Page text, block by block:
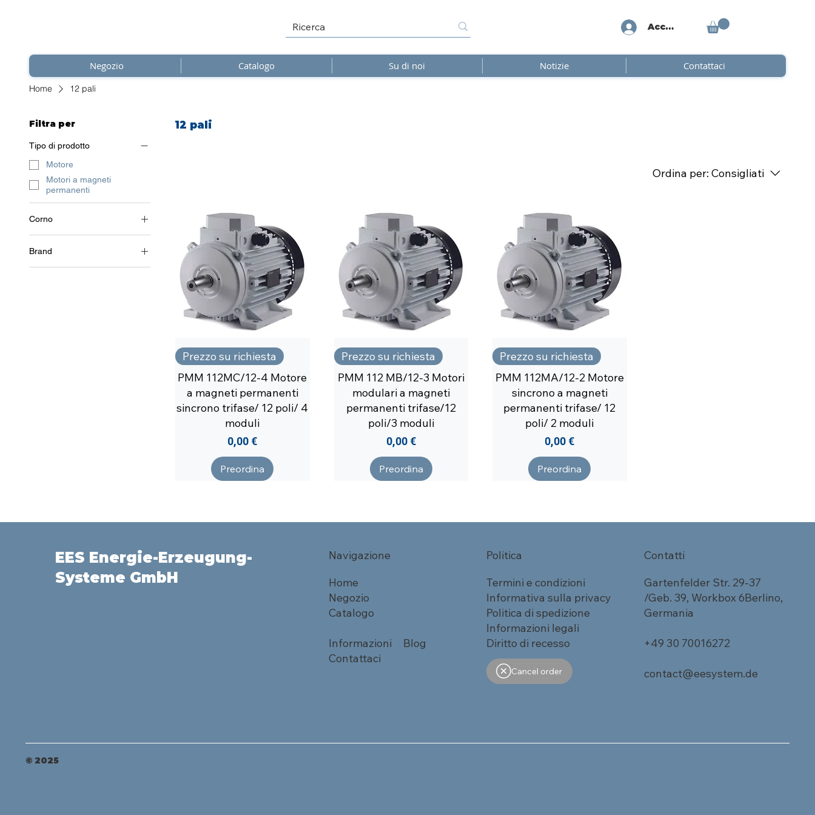
Accedi
Negozio Catalogo Su di noi Notizie Contattaci
Home 12 pali
Filtra per
Tipo di prodotto
Motore
Motori a magneti
permanenti
Corno
3~ (trifase 400 V) / 50 Hz
Brand
Soga
12 pali
Ordina per: Consigliati
Prezzo su richiesta
PMM 112MC/12-4 Motore
a magneti permanenti
sincrono trifase/ 12 poli/ 4
moduli
Prezzo
0,00 €
Preordina
Prezzo su richiesta
PMM 112 MB/12-3 Motori
modulari a magneti
permanenti trifase/12
poli/3 moduli
Prezzo
0,00 €
Preordina
Prezzo su richiesta
PMM 112MA/12-2 Motore
sincrono a magneti
permanenti trifase/ 12
poli/ 2 moduli
Prezzo
0,00 €
Preordina
EES Energie-Erzeugung-
Systeme GmbH
Navigazione
Home
Negozio
Catalogo
Informazioni
Blog
Contattaci
Politica
Termini e condizioni
Informativa sulla privacy
Politica di spedizione
Informazioni legali
Diritto di recesso
Cancel order
Contatti
Gartenfelder Str. 29-37
/Geb. 39, Workbox 6Berlino,
Germania
+49 30 70016272
contact@eesystem.de
© 2025